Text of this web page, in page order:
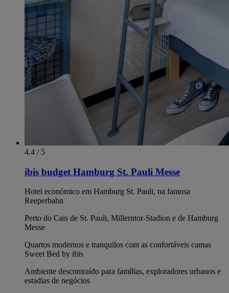
4.4 / 5
ibis budget Hamburg St. Pauli Messe
Hotel económico em Hamburg St. Pauli, na famosa
Reeperbahn
Perto do Cais de St. Pauli, Millerntor-Stadion e de Hamburg
Messe
Quartos modernos e tranquilos com as confortáveis camas
Sweet Bed by ibis
Ambiente descontraído para famílias, exploradores urbanos e
estadias de negócios